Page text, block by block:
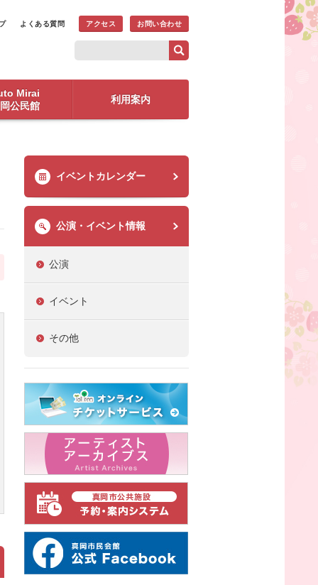
よくある質問 アクセス お問い合わせ
Mirai
公民館
利用案内
イベントカレンダー
公演・イベント情報
公演
イベント
その他